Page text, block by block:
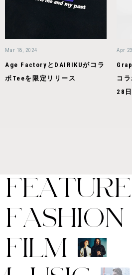
Mar 18, 2024
Age FactoryとDAIRIKUがコラ
ボTeeを限定リリース
Apr
コ
28
FEATURE
FASHION
FILM